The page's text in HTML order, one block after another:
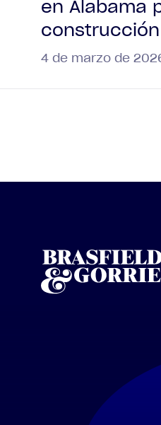
en Alabama
construcción
4 de marzo de